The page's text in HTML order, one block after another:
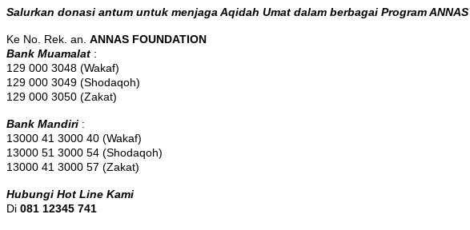
Salurkan donasi antum untuk menjaga Aqidah Umat dalam berbagai Program ANNAS
Ke No. Rek. an. ANNAS FOUNDATION
Bank Muamalat :
129 000 3048 (Wakaf)
129 000 3049 (Shodaqoh)
129 000 3050 (Zakat)
Bank Mandiri :
13000 41 3000 40 (Wakaf)
13000 51 3000 54 (Shodaqoh)
13000 41 3000 57 (Zakat)
Hubungi Hot Line Kami
Di 081 12345 741